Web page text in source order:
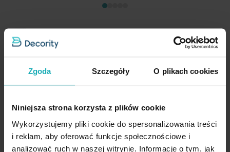
Zgoda Szczegóły O plikach cookies
Niniejsza strona korzysta z plików cookie
Wykorzystujemy pliki cookie do spersonalizowania treści
i reklam, aby oferować funkcje społecznościowe i
analizować ruch w naszej witrynie. Informacje o tym, jak
szwem obciążającym VIOLET 250x270 cm flex 1:2 Eurofirany
362,90 zł
Dodaj do koszyka
Inne rozmiary(6)